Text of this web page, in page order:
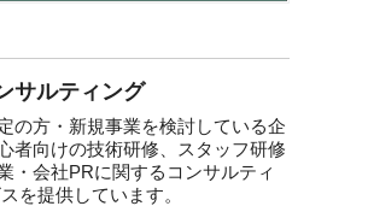
サルティング
の方・新規事業を検討している企
者向けの技術研修、スタッフ研修
・会社PRに関するコンサルティ
を提供しています。